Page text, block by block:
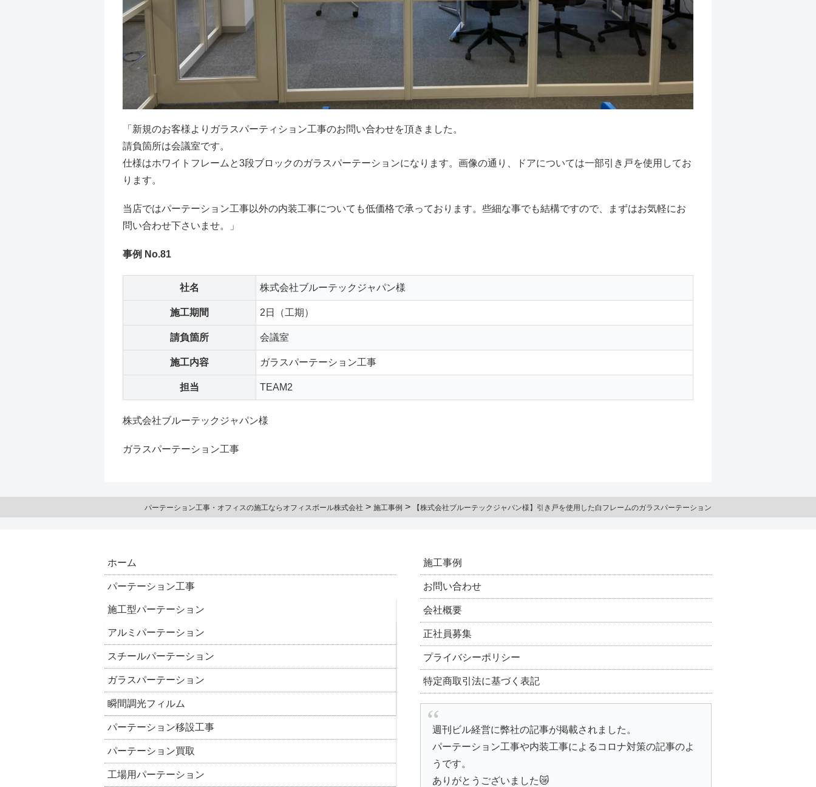
「新規のお客様よりガラスパーティション工事のお問い合わせを頂きました。
請負箇所は会議室です。
仕様はホワイトフレームと3段ブロックのガラスパーテーションになります。画像の通り、ドアについては一部引き戸を使用してお
り ます。
当店ではパーテーション工事以外の内装工事についても低価格で承っております。些細な事でも結構ですので、まずはお気軽にお
問い合わせ下さいませ。」
事例 No.81
社名 株式会社ブルーテックジャパン様
施工期間 2日（工期）
請負箇所 会議室
施工内容 ガラスパーテーション工事
担当 TEAM2
株式会社ブルーテックジャパン様
ガラスパーテーション工事
パーテーション工事・オフィスの施工ならオフィスボール株式会社 > 施工事例 > 【株式会社ブルーテックジャパン様】引き戸を使用した白フレームのガラスパーテーション
ホーム
パーテーション工事
施工型パーテーション
アルミパーテーション
スチールパーテーション
ガラスパーテーション
瞬間調光フィルム
パーテーション移設工事
パーテーション買取
工場用パーテーション
施工事例
お問い合わせ
会社概要
正社員募集
プライバシーポリシー
特定商取引法に基づく表記
週刊ビル経営に弊社の記事が掲載されました。
パーテーション工事や内装工事によるコロナ対策の記事のよ
うです。
ありがとうございました😿